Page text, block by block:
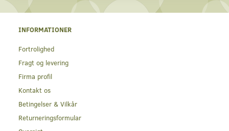
INFORMATIONER
Fortrolighed
Fragt og levering
Firma profil
Kontakt os
Betingelser & Vilkår
Returneringsformular